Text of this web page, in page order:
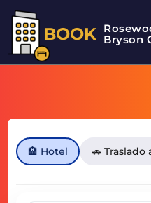
BOOK Bryson
🏨 Hotel 🚗